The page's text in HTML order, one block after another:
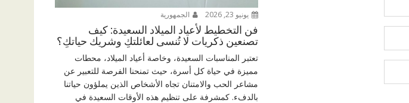
يونيو 23, 2026 الجمهورية
فن التخطيط لأعياد الميلاد السعيدة: كيف
تصنعين ذكريات لا تُنسى لعائلتكِ وشريك حياتكِ؟
تعتبر المناسبات السعيدة، وخاصة أعياد الميلاد، محطات
مميزة في حياة كل أسرة، حيث تمنحنا الفرصة للتعبير عن
مشاعر الحب والامتنان تجاه الأشخاص الذين يملؤون حياتنا
بالدفء. كمشرفة على تنظيم هذه الأوقات السعيدة في